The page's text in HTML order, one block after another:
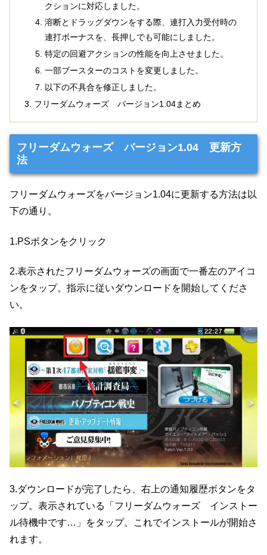
クションに対応しました。
溶断とドラッグダウンをする際、連打入力受付時の
連打ボーナスを、長押しでも可能にしました。
特定の回避アクションの性能を向上させました。
一部ブースターのコストを変更しました。
以下の不具合を修正しました。
フリーダムウォーズ バージョン1.04まとめ
フリーダムウォーズ バージョン1.04 更新方
法
フリーダムウォーズをバージョン1.04に更新する方法は以
下の通り。
1.PSボタンをクリック
2.表示されたフリーダムウォーズの画面で一番左のアイコ
ンをタップ。指示に従いダウンロードを開始してくださ
い。
3.ダウンロードが完了したら、右上の通知履歴ボタンをタ
ップ。表示されている「フリーダムウォーズ インストー
ル待機中です…」をタップ。これでインストールが開始さ
れます。